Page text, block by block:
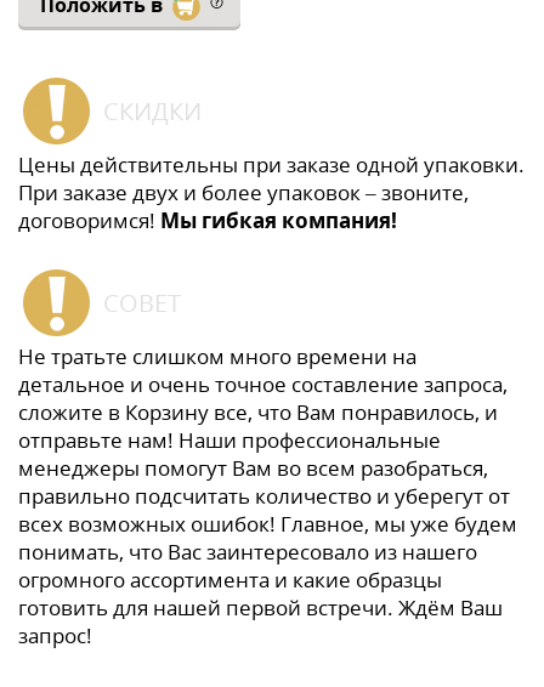
СКИДКИ
Цены действительны при заказе одной упаковки.
При заказе двух и более упаковок – звоните,
договоримся! Мы гибкая компания!
СОВЕТ
Не тратьте слишком много времени на
детальное и очень точное составление запроса,
сложите в Корзину все, что Вам понравилось, и
отправьте нам! Наши профессиональные
менеджеры помогут Вам во всем разобраться,
правильно подсчитать количество и уберегут от
всех возможных ошибок! Главное, мы уже будем
понимать, что Вас заинтересовало из нашего
огромного ассортимента и какие образцы
готовить для нашей первой встречи. Ждём Ваш
запрос!